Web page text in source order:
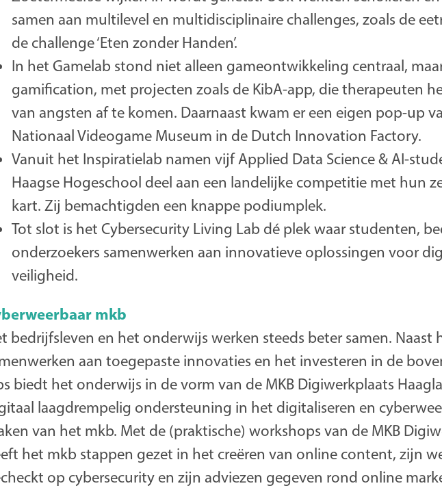
samen aan multilevel en multidisciplinaire challenges, zoals de
de challenge ‘Eten zonder Handen’.
In het Gamelab stond niet alleen gameontwikkeling centraal,
gamification, met projecten zoals de KibA-app, die therapeuten
van angsten af te komen. Daarnaast kwam er een eigen pop-up
Nationaal Videogame Museum in de Dutch Innovation Factory.
Vanuit het Inspiratielab namen vijf Applied Data Science & AI-
Haagse Hogeschool deel aan een landelijke competitie met hun
kart. Zij bemachtigden een knappe podiumplek.
Tot slot is het Cybersecurity Living Lab dé plek waar studenten,
onderzoekers samenwerken aan innovatieve oplossingen voor
veiligheid.
mkb
bedrijfsleven en het onderwijs werken steeds beter samen. Naast
aan toegepaste innovaties en het investeren in de
biedt het onderwijs in de vorm van de MKB Digiwerkplaats
laagdrempelig ondersteuning in het digitaliseren en
van het mkb. Met de (praktische) workshops van de MKB
het mkb stappen gezet in het creëren van online content, zijn
op cybersecurity en zijn adviezen gegeven rond online